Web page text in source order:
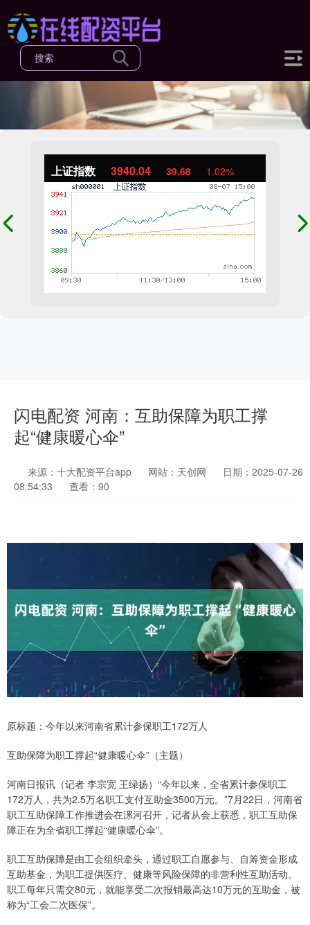
上证指数 3940.04 39.68 1.02%
闪电配资 河南：互助保障为职工撑
起“健康暖心伞”
来源：十大配资平台app 网站：天创网
日期：2025-07-26
08:54:33
查看：90
原标题：今年以来河南省累计参保职工172万人
互助保障为职工撑起“健康暖心伞”（主题）
河南日报讯（记者 李宗宽 王绿扬）“今年以来，全省累计参保职工
172万人，共为2.5万名职工支付互助金3500万元。”7月22日，河南省
职工互助保障工作推进会在漯河召开，记者从会上获悉，职工互助保
障正在为全省职工撑起“健康暖心伞”。
职工互助保障是由工会组织牵头，通过职工自愿参与、自筹资金形成
互助基金，为职工提供医疗、健康等风险保障的非营利性互助活动。
职工每年只需交80元，就能享受二次报销最高达10万元的互助金，被
称为“工会二次医保”。